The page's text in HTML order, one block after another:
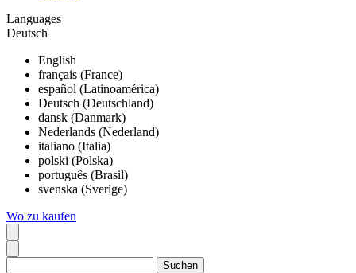
Languages
Deutsch
English
français (France)
español (Latinoamérica)
Deutsch (Deutschland)
dansk (Danmark)
Nederlands (Nederland)
italiano (Italia)
polski (Polska)
português (Brasil)
svenska (Sverige)
Wo zu kaufen